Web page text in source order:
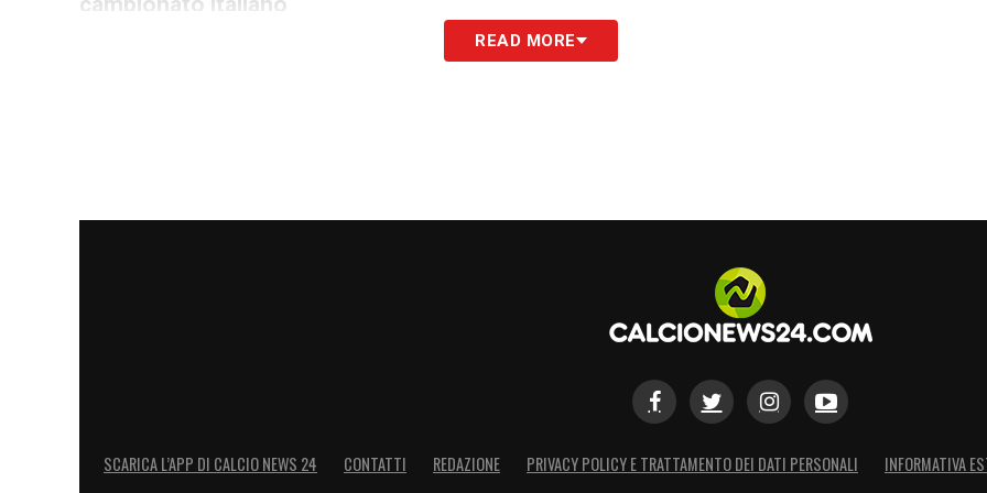
Basic, Belahyane, Dele-Bashiru, Guendouzi, Vecino;
READ MORE
SCARICA L’APP DI CALCIO NEWS 24 CONTATTI REDAZIONE PRIVACY POLICY E TRATTAMENTO DEI DATI PERSONALI INFORMATIVA